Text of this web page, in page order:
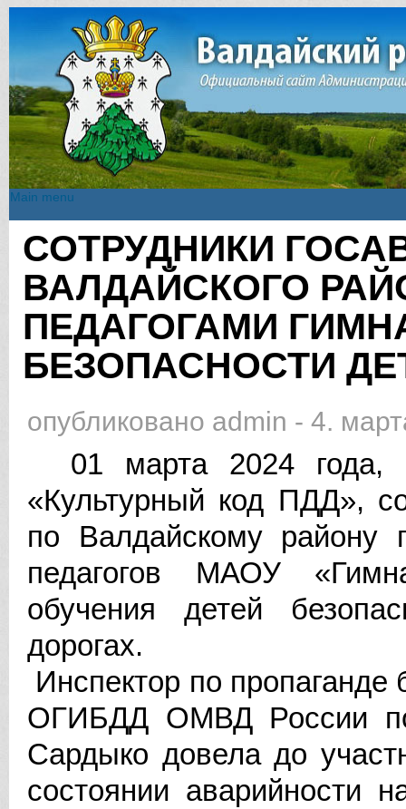
Main menu
Вы здесь
СОТРУДНИКИ
ВАЛДАЙСКОГО
ПЕДАГОГАМИ
БЕЗОПАСНОСТИ
опубликовано admin - 4.
01 марта 2024 года,
«Культурный код ПДД»,
по Валдайскому району
педагогов МАОУ
обучения детей
дорогах.
Инспектор по пропаганде
ОГИБДД ОМВД России по
Сардыко довела до
состоянии аварийности